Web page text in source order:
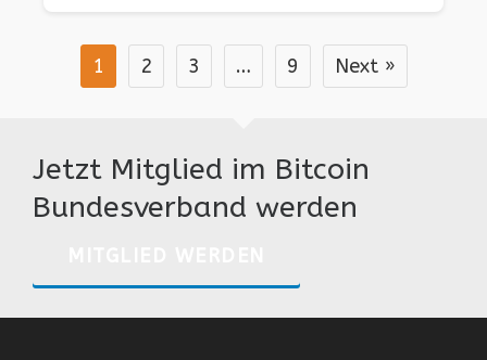
1 2 3 … 9 Next »
Jetzt Mitglied im Bitcoin
Bundesverband werden